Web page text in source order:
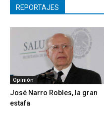
REPORTAJES
Opinión
José Narro Robles, la gran
estafa